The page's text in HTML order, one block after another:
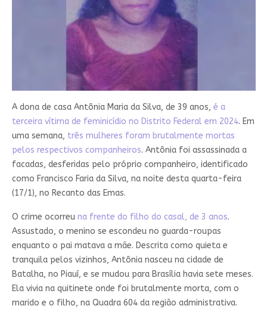
A dona de casa Antônia Maria da Silva, de 39 anos, é a
terceira vítima de feminicídio no Distrito Federal em 2024. Em
uma semana, três mulheres foram brutalmente mortas
pelos respectivos companheiros. Antônia foi assassinada a
facadas, desferidas pelo próprio companheiro, identificado
como Francisco Faria da Silva, na noite desta quarta-feira
(17/1), no Recanto das Emas.
O crime ocorreu na frente do filho do casal, de 3 anos.
Assustado, o menino se escondeu no guarda-roupas
enquanto o pai matava a mãe. Descrita como quieta e
tranquila pelos vizinhos, Antônia nasceu na cidade de
Batalha, no Piauí, e se mudou para Brasília havia sete meses.
Ela vivia na quitinete onde foi brutalmente morta, com o
marido e o filho, na Quadra 604 da região administrativa.